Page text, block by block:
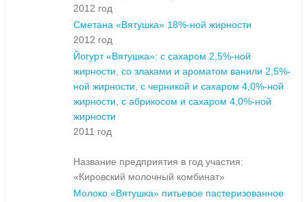
2012 год
Сметана «Вятушка» 18%-ной жирности
2012 год
Йогурт «Вятушка»: с сахаром 2,5%-ной
жирности, cо злаками и ароматом ванили 2,5%-
ной жирности, с черникой и сахаром 4,0%-ной
жирности, с абрикосом и сахаром 4,0%-ной
жирности
2011 год
Название предприятия в год участия:
«Кировский молочный комбинат»
Молоко «Вятушка» питьевое пастеризованное